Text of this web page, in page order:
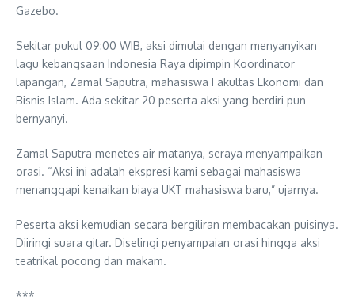
Gazebo.
Sekitar pukul 09:00 WIB, aksi dimulai dengan menyanyikan
lagu kebangsaan Indonesia Raya dipimpin Koordinator
lapangan, Zamal Saputra, mahasiswa Fakultas Ekonomi dan
Bisnis Islam. Ada sekitar 20 peserta aksi yang berdiri pun
bernyanyi.
Zamal Saputra menetes air matanya, seraya menyampaikan
orasi. “Aksi ini adalah ekspresi kami sebagai mahasiswa
menanggapi kenaikan biaya UKT mahasiswa baru,” ujarnya.
Peserta aksi kemudian secara bergiliran membacakan puisinya.
Diiringi suara gitar. Diselingi penyampaian orasi hingga aksi
teatrikal pocong dan makam.
***